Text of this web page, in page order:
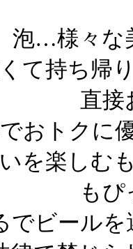
泡…様々な
て持ち帰
直接
おトクに
を楽しむ
もぴ
でビールを